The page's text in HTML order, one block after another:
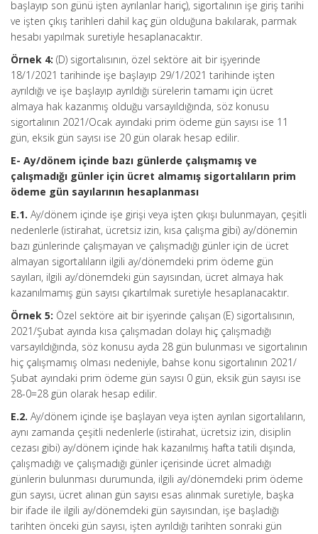
başlayıp son günü işten ayrılanlar hariç), sigortalının işe giriş tarihi
ve işten çıkış tarihleri dahil kaç gün olduğuna bakılarak, parmak
hesabı yapılmak suretiyle hesaplanacaktır.
Örnek 4: (D) sigortalısının, özel sektöre ait bir işyerinde
18/1/2021 tarihinde işe başlayıp 29/1/2021 tarihinde işten
ayrıldığı ve işe başlayıp ayrıldığı sürelerin tamamı için ücret
almaya hak kazanmış olduğu varsayıldığında, söz konusu
sigortalının 2021/Ocak ayındaki prim ödeme gün sayısı ise 11
gün, eksik gün sayısı ise 20 gün olarak hesap edilir.
E- Ay/dönem içinde bazı günlerde çalışmamış ve
çalışmadığı günler için ücret almamış sigortalıların prim
ödeme gün sayılarının hesaplanması
E.1. Ay/dönem içinde işe girişi veya işten çıkışı bulunmayan, çeşitli
nedenlerle (istirahat, ücretsiz izin, kısa çalışma gibi) ay/dönemin
bazı günlerinde çalışmayan ve çalışmadığı günler için de ücret
almayan sigortalıların ilgili ay/dönemdeki prim ödeme gün
sayıları, ilgili ay/dönemdeki gün sayısından, ücret almaya hak
kazanılmamış gün sayısı çıkartılmak suretiyle hesaplanacaktır.
Örnek 5: Özel sektöre ait bir işyerinde çalışan (E) sigortalısının,
2021/Şubat ayında kısa çalışmadan dolayı hiç çalışmadığı
varsayıldığında, söz konusu ayda 28 gün bulunması ve sigortalının
hiç çalışmamış olması nedeniyle, bahse konu sigortalının 2021/
Şubat ayındaki prim ödeme gün sayısı 0 gün, eksik gün sayısı ise
28-0=28 gün olarak hesap edilir.
E.2. Ay/dönem içinde işe başlayan veya işten ayrılan sigortalıların,
aynı zamanda çeşitli nedenlerle (istirahat, ücretsiz izin, disiplin
cezası gibi) ay/dönem içinde hak kazanılmış hafta tatili dışında,
çalışmadığı ve çalışmadığı günler içerisinde ücret almadığı
günlerin bulunması durumunda, ilgili ay/dönemdeki prim ödeme
gün sayısı, ücret alınan gün sayısı esas alınmak suretiyle, başka
bir ifade ile ilgili ay/dönemdeki gün sayısından, işe başladığı
tarihten önceki gün sayısı, işten ayrıldığı tarihten sonraki gün